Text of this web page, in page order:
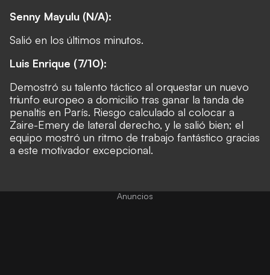
Senny Mayulu (N/A):
Salió en los últimos minutos.
Luis Enrique (7/10):
Demostró su talento táctico al orquestar un nuevo
triunfo europeo a domicilio tras ganar la tanda de
penaltis en París. Riesgo calculado al colocar a
Zaire-Emery de lateral derecho, y le salió bien; el
equipo mostró un ritmo de trabajo fantástico gracias
a este motivador excepcional.